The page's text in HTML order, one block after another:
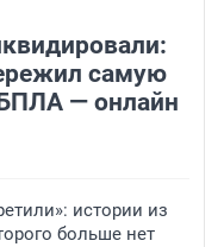
самую
— онлайн
истории из
больше нет